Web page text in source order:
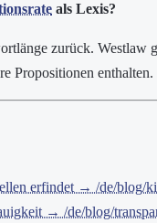
als Lexis?
zurück. Westlaw
Propositionen enthalten.
erfindet → /de/blog/
→ /de/blog/